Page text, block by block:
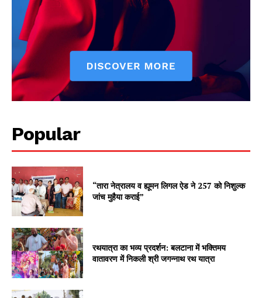
Popular
“तारा नेत्रालय व ह्यूमन लिगल ऐड ने 257 को निशुल्क
जांच मुहैया कराई”
रथयात्रा का भव्य प्रदर्शन: बलटाना में भक्तिमय
वातावरण में निकली श्री जगन्नाथ रथ यात्रा